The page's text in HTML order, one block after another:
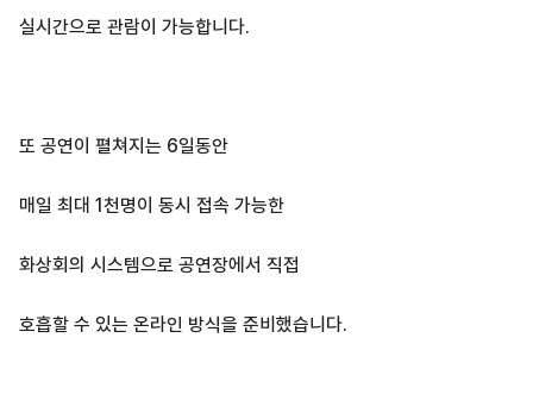
실시간으로 관람이 가능합니다.
또 공연이 펼쳐지는 6일동안
매일 최대 1천명이 동시 접속 가능한
화상회의 시스템으로 공연장에서 직접
호흡할 수 있는 온라인 방식을 준비했습니다.